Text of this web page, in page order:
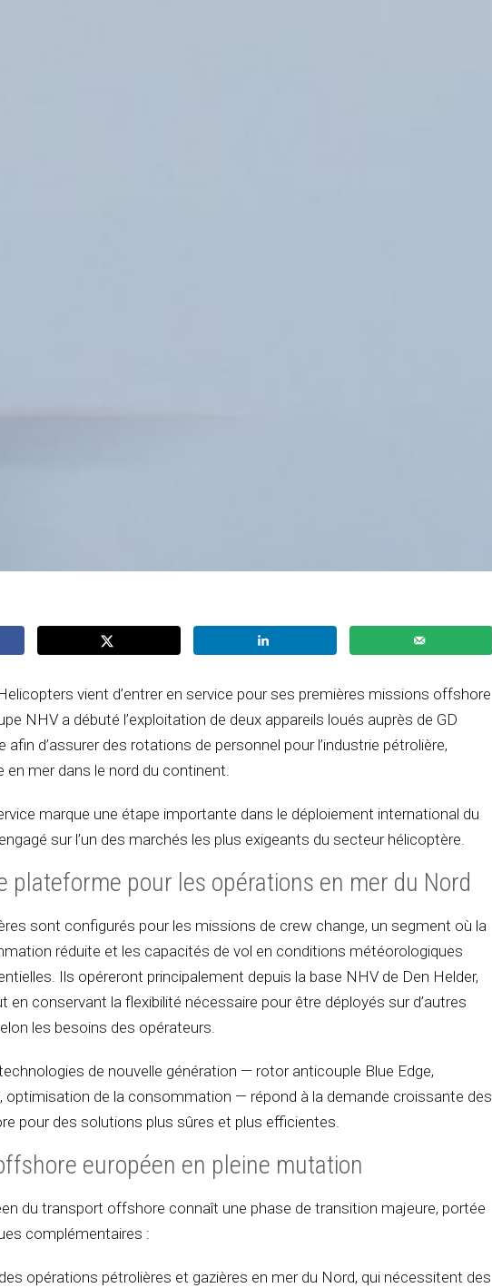
vient d’entrer en service pour ses premières missions offshore
NHV a débuté l’exploitation de deux appareils loués auprès de GD
afin d’assurer des rotations de personnel pour l’industrie pétrolière,
en mer dans le nord du continent.
marque une étape importante dans le déploiement international du
sur l’un des marchés les plus exigeants du secteur hélicoptère.
plateforme pour les opérations en mer du Nord
sont configurés pour les missions de crew change, un segment où la
réduite et les capacités de vol en conditions météorologiques
Ils opéreront principalement depuis la base NHV de Den Helder,
en conservant la flexibilité nécessaire pour être déployés sur d’autres
les besoins des opérateurs.
de nouvelle génération — rotor anticouple Blue Edge,
optimisation de la consommation — répond à la demande croissante des
pour des solutions plus sûres et plus efficientes.
européen en pleine mutation
du transport offshore connaît une phase de transition majeure, portée
complémentaires :
opérations pétrolières et gazières en mer du Nord, qui nécessitent des